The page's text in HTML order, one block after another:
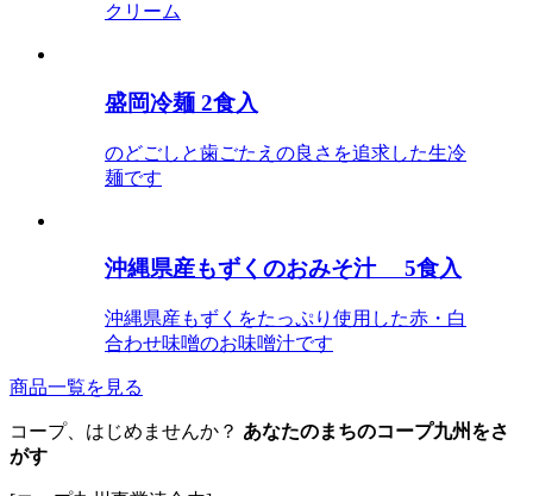
クリーム
盛岡冷麺 2食入
のどごしと歯ごたえの良さを追求した生冷
麺です
沖縄県産もずくのおみそ汁 5食入
沖縄県産もずくをたっぷり使用した赤・白
合わせ味噌のお味噌汁です
商品一覧を見る
コープ、はじめませんか？ あなたのまちのコープ九州をさ
がす